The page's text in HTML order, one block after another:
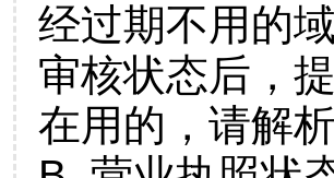
经过期不用的
审核状态后，
在用的，请解